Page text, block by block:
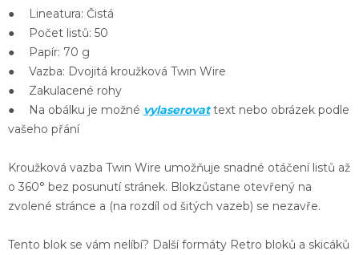
● Lineatura: Čistá
● Počet listů: 50
● Papír: 70 g
● Vazba: Dvojitá kroužková Twin Wire
● Zakulacené rohy
● Na obálku je možné vylaserovattext nebo obrázek podle
vašeho přání
Kroužková vazba Twin Wire umožňuje snadné otáčení listů až
o 360° bez posunutí stránek. Blokzůstane otevřený na
zvolené stránce a (na rozdíl od šitých vazeb) se nezavře.
Tento blok se vám nelíbí? Další formáty Retro bloků a skicáků